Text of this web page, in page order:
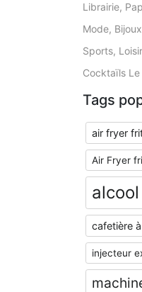
Librairie,
Mode, Bijoux
Sports,
Cocktaïls Le
Tags
air fryer
Air Fryer
cafetière
injecteur